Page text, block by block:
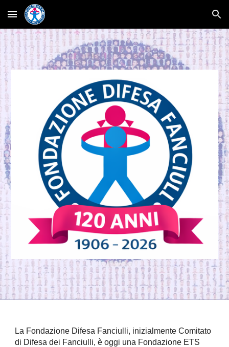
Skip to main content Skip to navigation
La Fondazione Difesa Fanciulli, inizialmente Comitato
di Difesa dei Fanciulli, è oggi una Fondazione ETS